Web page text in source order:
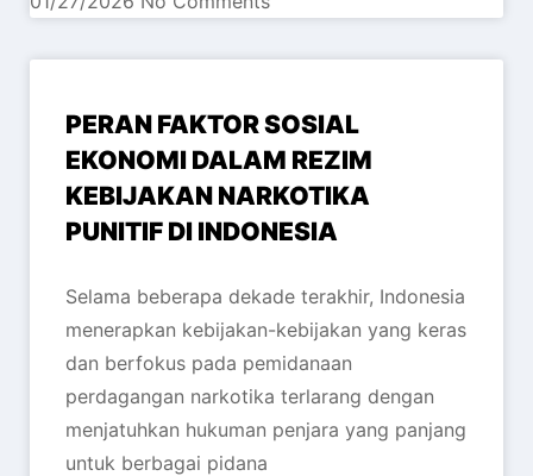
PERAN FAKTOR SOSIAL
EKONOMI DALAM REZIM
KEBIJAKAN NARKOTIKA
PUNITIF DI INDONESIA
Selama beberapa dekade terakhir, Indonesia
menerapkan kebijakan-kebijakan yang keras
dan berfokus pada pemidanaan
perdagangan narkotika terlarang dengan
menjatuhkan hukuman penjara yang panjang
untuk berbagai pidana